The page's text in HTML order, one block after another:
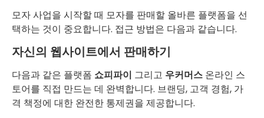
모자 사업을 시작할 때 모자를 판매할 올바른 플랫폼을 선
택하는 것이 중요합니다. 접근 방법은 다음과 같습니다.
자신의 웹사이트에서 판매하기
다음과 같은 플랫폼 쇼피파이 그리고 우커머스 온라인 스
토어를 직접 만드는 데 완벽합니다. 브랜딩, 고객 경험, 가
격 책정에 대한 완전한 통제권을 제공합니다.